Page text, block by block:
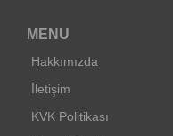
MENU
Hakkımızda
İletişim
KVK Politikası